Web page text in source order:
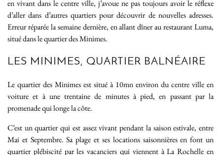
en vivant dans le centre ville, j’avoue ne pas toujours avoir le réflexe
d’aller dans d’autres quartiers pour découvrir de nouvelles adresses.
Erreur réparée la semaine dernière, en allant dîner au restaurant Luma,
situé dans le quartier des Minimes.
LES MINIMES, QUARTIER BALNÉAIRE
Le quartier des Minimes est situé à 10mn environ du centre ville en
voiture et à une trentaine de minutes à pied, en passant par la
promenade qui longe la côte.
C’est un quartier qui est assez vivant pendant la saison estivale, entre
Mai et Septembre. Sa plage et ses locations saisonnières en font un
quartier plébiscité par les vacanciers qui viennent à La Rochelle en